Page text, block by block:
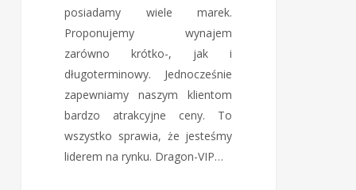
posiadamy wiele marek.
Proponujemy wynajem
zarówno krótko-, jak i
długoterminowy. Jednocześnie
zapewniamy naszym klientom
bardzo atrakcyjne ceny. To
wszystko sprawia, że jesteśmy
liderem na rynku. Dragon-VIP…